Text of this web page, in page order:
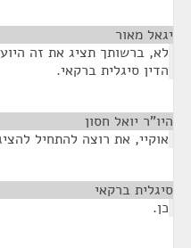
יגאל מאור
לא, ברשותך תציג את זה
הדין סיגלית ברקאי.
היו"ר יואל חסון
אוקיי, את רוצה להתחיל
סיגלית ברקאי
כן.